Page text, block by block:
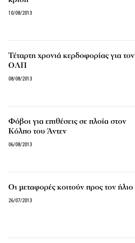
10/08/2013
Τέταρτη χρονιά κερδοφορίας για τον
ΟΛΠ
08/08/2013
Φόβοι για επιθέσεις σε πλοία στον
Κόλπο του Άντεν
06/08/2013
Οι μεταφορές κοιτούν προς τον ήλιο
26/07/2013